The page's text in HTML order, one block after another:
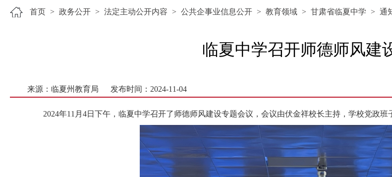
首页 > 政务公开 > 法定主动公开内容 > 公共企事业信息公开 > 教育领域 > 甘肃省临夏中学 > 通
临夏中学召开师德师风建
来源：临夏州教育局 发布时间：2024-11-04
2024年11月4日下午，临夏中学召开了师德师风建设专题会议，会议由伏金祥校长主持，学校党政班